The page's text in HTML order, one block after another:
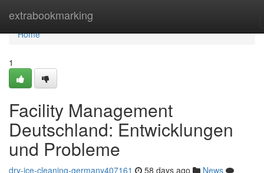
extrabookmarking
Home
Home
1
Facility Management
Deutschland: Entwicklungen
und Probleme
dry-ice-cleaning-germany407161 58 days ago
News